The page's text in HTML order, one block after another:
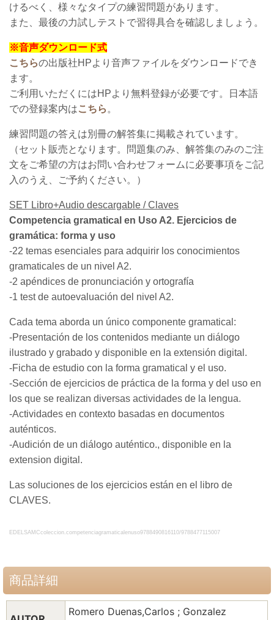
けるべく、様々なタイプの練習問題があります。
また、最後の力試しテストで習得具合を確認しましょう。
※音声ダウンロード式
こちらの出版社HPより音声ファイルをダウンロードでき
ます。
ご利用いただくにはHPより無料登録が必要です。
日本語
での登録案内はこちら 。
練習問題の答えは別冊の解答集に掲載されています。
（セット販売となります。問題集のみ、解答集のみのご注
文をご希望の方はお問い合わせフォームに必要事項をご記
入のうえ、ご予約ください。）
SET Libro+Audio descargable / Claves
Competencia gramatical en Uso A2. Ejercicios de
gramática: forma y uso
-22 temas esenciales para adquirir los conocimientos
gramaticales de un nivel A2.
-2 apéndices de pronunciación y ortografía
-1 test de autoevaluación del nivel A2.
Cada tema aborda un único componente gramatical:
-Presentación de los contenidos mediante un diálogo
ilustrado y grabado y disponible en la extensión digital.
-Ficha de estudio con la forma gramatical y el uso.
-Sección de ejercicios de práctica de la forma y del uso en
los que se realizan diversas actividades de la lengua.
-Actividades en contexto basadas en documentos
auténticos.
-Audición de un diálogo auténtico., disponible en la
extension digital.
Las soluciones de los ejercicios están en el libro de
CLAVES.
EDELSAMCcoleccion.competenciagramaticalenuso9788490816110/9788477115007
商品詳細
Romero Duenas,Carlos ; Gonzalez